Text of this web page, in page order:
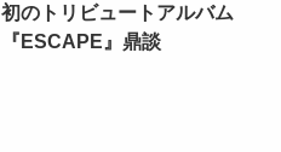
初のトリビュートアルバム
『ESCAPE』鼎談